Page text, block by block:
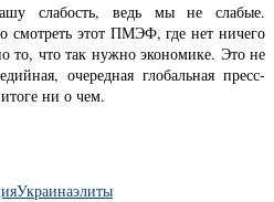
слабость, ведь мы не слабые.
этот ПМЭФ, где нет ничего
то, что так нужно экономике. Это не
очередная глобальная пресс-
ни о чем.
Украинаэлиты